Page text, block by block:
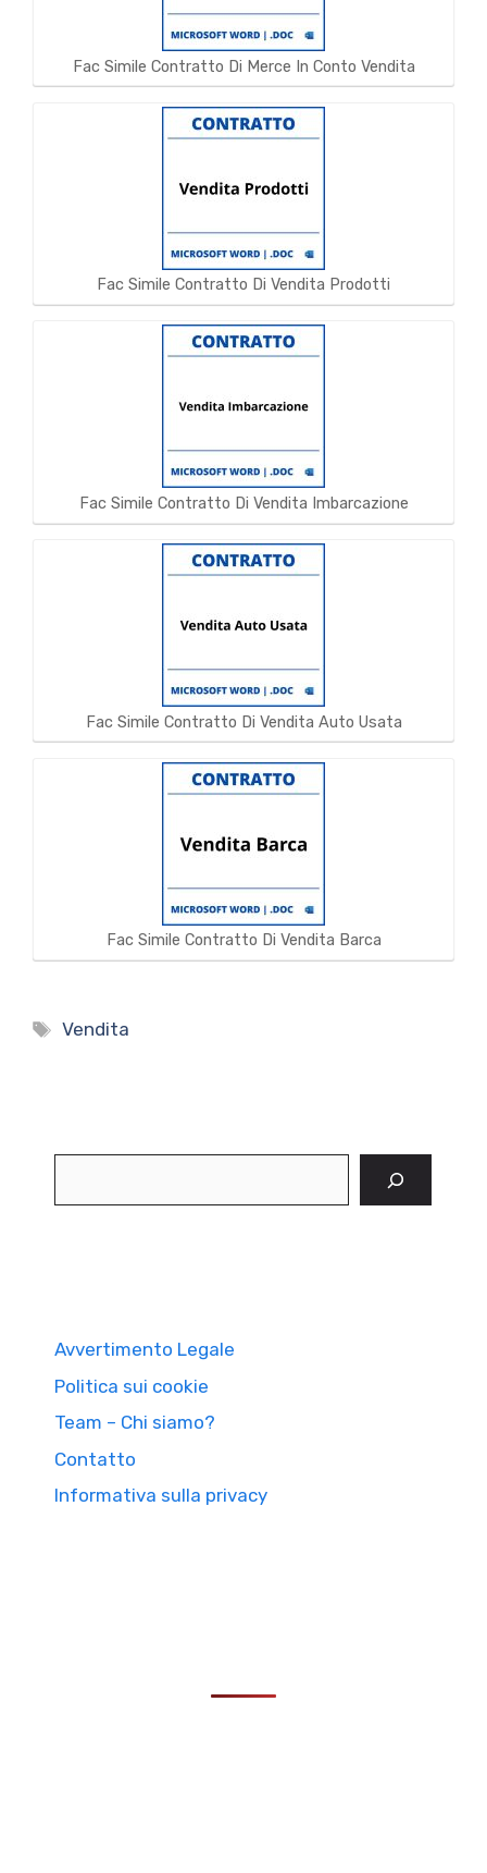
Fac Simile Contratto Di Merce In Conto Vendita
Fac Simile Contratto Di Vendita Prodotti
Fac Simile Contratto Di Vendita Imbarcazione
Fac Simile Contratto Di Vendita Auto Usata
Fac Simile Contratto Di Vendita Barca
Tag
Vendita
Avvertimento Legale
Politica sui cookie
Team – Chi siamo?
Contatto
Informativa sulla privacy